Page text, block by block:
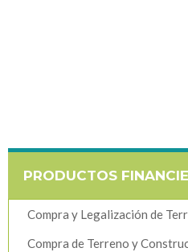
PRODUCTOS
Compra y Legalización de
Compra de Terreno y